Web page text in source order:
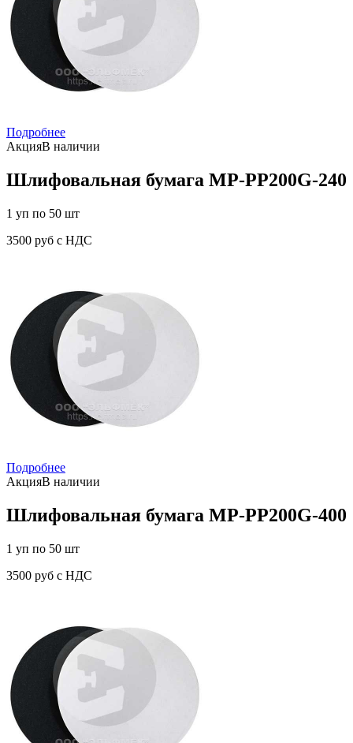
Подробнее
АкцияВ наличии
Шлифовальная бумага MP-PP200G-240
1 уп по 50 шт
3500 руб с НДС
Подробнее
АкцияВ наличии
Шлифовальная бумага MP-PP200G-400
1 уп по 50 шт
3500 руб с НДС